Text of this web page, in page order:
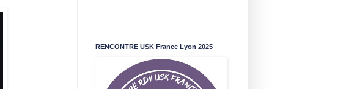
RENCONTRE USK France Lyon 2025